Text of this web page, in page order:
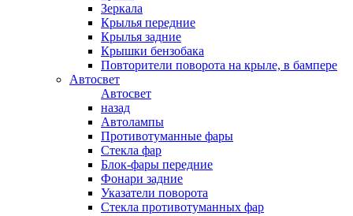
Зеркала
Крылья передние
Крылья задние
Крышки бензобака
Повторители поворота на крыле, в бампере
Автосвет
Автосвет
назад
Автолампы
Противотуманные фары
Стекла фар
Блок-фары передние
Фонари задние
Указатели поворота
Стекла противотуманных фар